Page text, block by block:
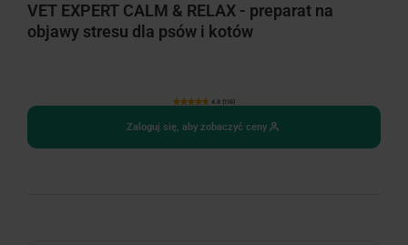
VET EXPERT CALM & RELAX - preparat na
objawy stresu dla psów i kotów
4.8 (116)
Zaloguj się, aby zobaczyć ceny